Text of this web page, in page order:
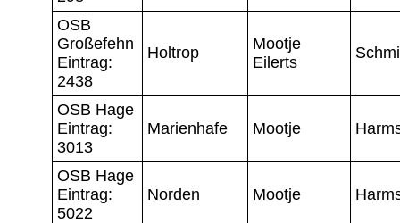
OSB
Großefehn
Eintrag:
2438
Holtrop
Mootje
Eilerts
OSB Hage
Eintrag:
3013
Marienhafe Mootje
OSB Hage
Eintrag:
5022
Norden Mootje